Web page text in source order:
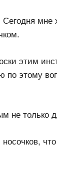
Сегодня
этим
этому
не только